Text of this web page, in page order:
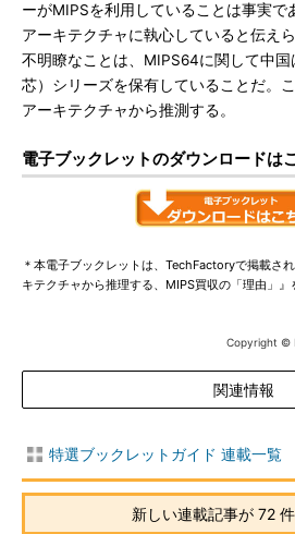
ーがMIPSを利用していることは事実で
アーキテクチャに執心していると伝え
不明瞭なことは、MIPS64に関して中
芯）シリーズを保有していることだ。
アーキテクチャから推測する。
電子ブックレットのダウンロードは
＊本電子ブックレットは、TechFactoryで掲載さ
キテクチャから推理する、MIPS買収の「理由」』
Copyright ©
関連情報
特選ブックレットガイド 連載一覧
新しい連載記事が 72